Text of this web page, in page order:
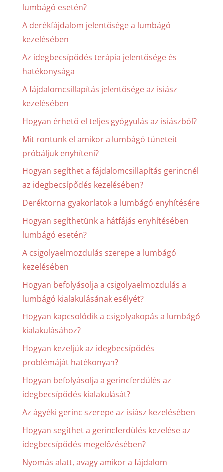
lumbágó esetén?
A derékfájdalom jelentősége a lumbágó
kezelésében
Az idegbecsípődés terápia jelentősége és
hatékonysága
A fájdalomcsillapítás jelentősége az isiász
kezelésében
Hogyan érhető el teljes gyógyulás az isiászból?
Mit rontunk el amikor a lumbágó tüneteit
próbáljuk enyhíteni?
Hogyan segíthet a fájdalomcsillapítás gerincnél
az idegbecsípődés kezelésében?
Deréktorna gyakorlatok a lumbágó enyhítésére
Hogyan segíthetünk a hátfájás enyhítésében
lumbágó esetén?
A csigolyaelmozdulás szerepe a lumbágó
kezelésében
Hogyan befolyásolja a csigolyaelmozdulás a
lumbágó kialakulásának esélyét?
Hogyan kapcsolódik a csigolyakopás a lumbágó
kialakulásához?
Hogyan kezeljük az idegbecsípődés
problémáját hatékonyan?
Hogyan befolyásolja a gerincferdülés az
idegbecsípődés kialakulását?
Az ágyéki gerinc szerepe az isiász kezelésében
Hogyan segíthet a gerincferdülés kezelése az
idegbecsípődés megelőzésében?
Nyomás alatt, avagy amikor a fájdalom